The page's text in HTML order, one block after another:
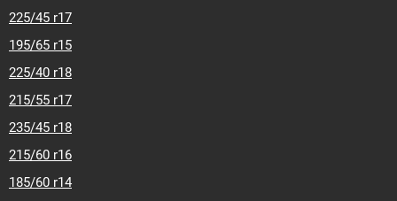
225/45 r17
195/65 r15
225/40 r18
215/55 r17
235/45 r18
215/60 r16
185/60 r14